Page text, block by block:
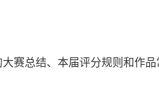
赛总结、本届评分规则和作